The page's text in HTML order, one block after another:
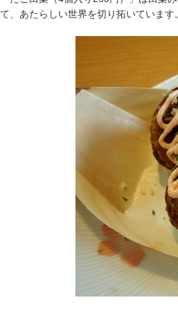
て、あたらしい世界を切り拓いています